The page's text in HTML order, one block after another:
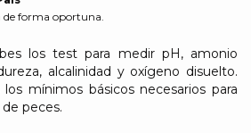
de forma oportuna.
los test para medir pH, amonio
alcalinidad y oxígeno disuelto.
mínimos básicos necesarios para
peces.